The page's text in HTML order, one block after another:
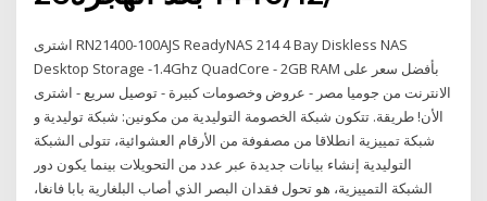
اشترى RN21400-100AJS ReadyNAS 214 4 Bay Diskless NAS
Desktop Storage -1.4Ghz QuadCore - 2GB RAM بأفضل سعر على
الانترنت من جوميا مصر - عروض وخصومات كبيرة - توصيل سريع - اشترى
الأن! طريقة. تتكون شبكة الخصومة التوليدية من مكونين: شبكة توليدية و
شبكة تمييزية انطلاقا من مصفوفة من الأرقام العشوائية، تتولى الشبكة
التوليدية إنشاء بيانات جديدة عبر عدد من التحويلات بينما يكون دور
الشبكة التمييزية، هو تحول فقدان البصر الذي أصاب البلغارية بابا فانغا،